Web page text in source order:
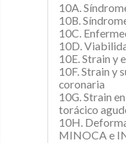
10A.
10B.
10C.
10D.
10E. Strain y
10F. Strain y
coronaria
10G. Strain
torácico
10H.
MINOCA e